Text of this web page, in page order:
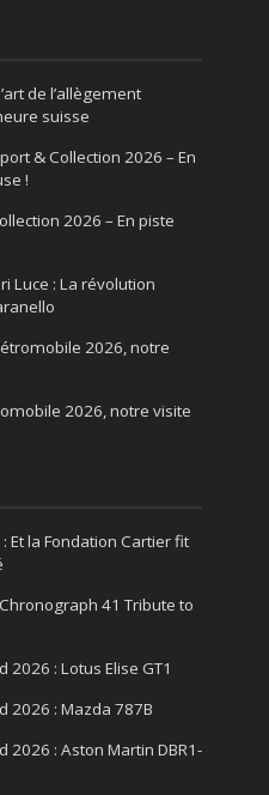
de l’allègement
suisse
& Collection 2026 – En
!
2026 – En piste
Luce : La révolution
2026, notre
2026, notre visite
Et la Fondation Cartier fit
41 Tribute to
2026 : Lotus Elise GT1
2026 : Mazda 787B
2026 : Aston Martin DBR1-